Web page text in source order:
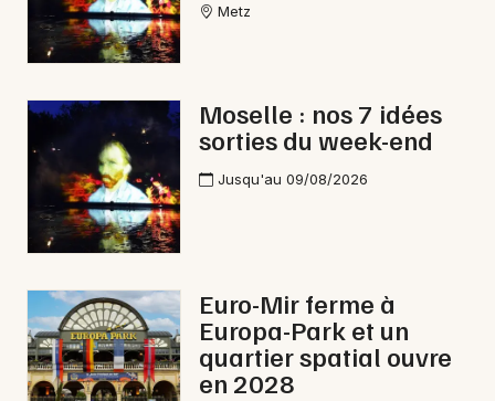
Interactives & immersives dans le Grand Est
Newsletter des sorties
Artistes en tournée
Magazine à Saint-Avold
Metz
Moselle : nos 7 idées
sorties du week-end
Jusqu'au 09/08/2026
Euro-Mir ferme à
Europa-Park et un
quartier spatial ouvre
en 2028